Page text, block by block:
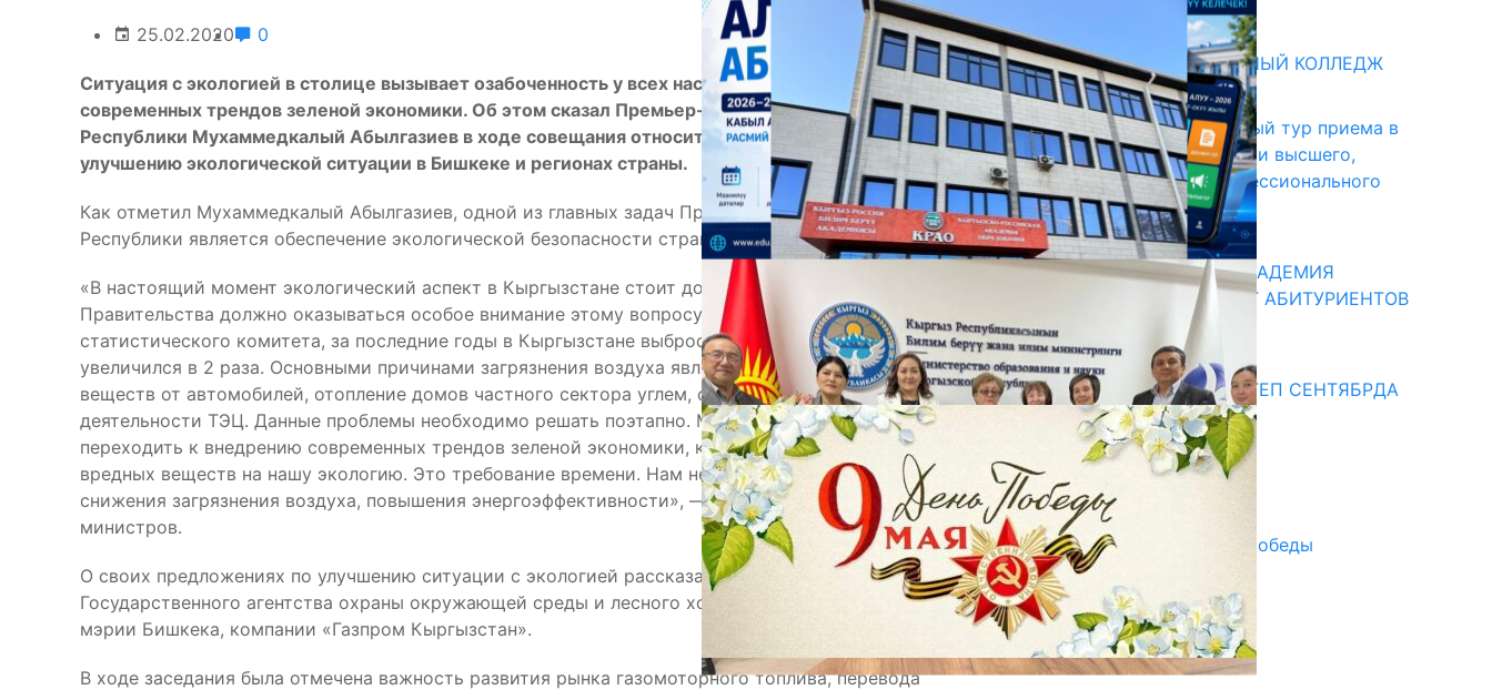
25.02.2020 0
Ситуация с экологией в столице вызывает озабоченность у всех нас и требует внедрения
современных трендов зеленой экономики. Об этом сказал Премьер-министр Кыргызской
Республики Мухаммедкалый Абылгазиев в ходе совещания относительно путей решения по
улучшению экологической ситуации в Бишкеке и регионах страны.
Как отметил Мухаммедкалый Абылгазиев, одной из главных задач Правительства Кыргызской
Республики является обеспечение экологической безопасности страны.
«В настоящий момент экологический аспект в Кыргызстане стоит довольно остро и со стороны
Правительства должно оказываться особое внимание этому вопросу. По данным Национального
статистического комитета, за последние годы в Кыргызстане выброс вредных веществ в воздухе
увеличился в 2 раза. Основными причинами загрязнения воздуха являются выбросы вредных
веществ от автомобилей, отопление домов частного сектора углем, сжигание мусора и
деятельности ТЭЦ. Данные проблемы необходимо решать поэтапно. Мы просто обязаны
переходить к внедрению современных трендов зеленой экономики, к уменьшению влияния
вредных веществ на нашу экологию. Это требование времени. Нам необходимо добиться
снижения загрязнения воздуха, повышения энергоэффективности», — подчеркнул Глава кабинета
министров.
О своих предложениях по улучшению ситуации с экологией рассказали представители
Государственного агентства охраны окружающей среды и лесного хозяйства при Правительстве,
мэрии Бишкека, компании «Газпром Кыргызстан».
В ходе заседания была отмечена важность развития рынка газомоторного топлива, перевода
Абитуриент
БИШКЕКСКИЙ УНИВЕРСАЛЬНЫЙ КОЛЛЕДЖ
17.07.2026
В Кыргызстане начался первый тур приема в
образовательные организации высшего,
среднего и начального профессионального
образования
13.07.2026
КЫРГЫЗКО-РОССИЙСКАЯ АКАДЕМИЯ
ОБРАЗОВАНИЯ ПРИГЛАШАЕТ АБИТУРИЕНТОВ
10.07.2026
Медиа
СУЗАКТА 750 ОРУНДУУ МЕКТЕП СЕНТЯБРДА
ПАЙДАЛАНУУГА БЕРИЛЕТ
07.08.2025
Улуу Жеңиштин жандуу сөзү
29.04.2025
Награды в преддверии Дня Победы
29.04.2025